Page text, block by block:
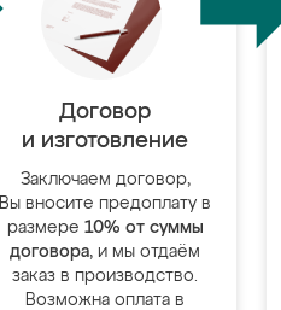
Договор
и изготовление
Заключаем договор,
Вы вносите предоплату в
размере 10% от суммы
договора, и мы отдаём
заказ в производство.
Возможна оплата в